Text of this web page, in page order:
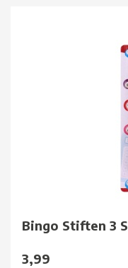
Bingo Stiften 3
3,99